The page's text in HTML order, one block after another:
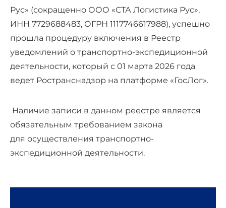
Рус» (сокращенно ООО «СТА Логистика Рус»,
ИНН 7729688483, ОГРН 1117746617988), успешно
прошла процедуру включения в Реестр
уведомлений о транспортно-экспедиционной
деятельности, который с 01 марта 2026 года
ведет Ространснадзор на платформе «ГосЛог».
Наличие записи в данном реестре является
обязательным требованием закона
для осуществления транспортно-
экспедиционной деятельности.